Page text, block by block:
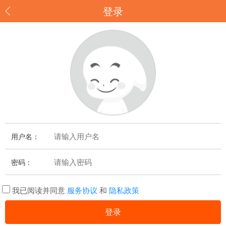
登录
用户名：
密码：
我已阅读并同意 服务协议 和 隐私政策
登录